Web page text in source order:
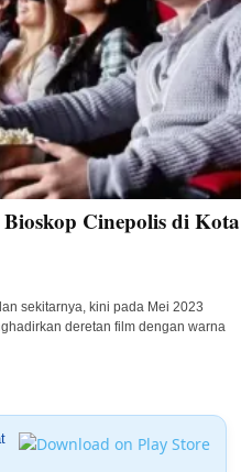
Cinepolis di Kota
sekitarnya, kini pada Mei 2023
deretan film dengan warna